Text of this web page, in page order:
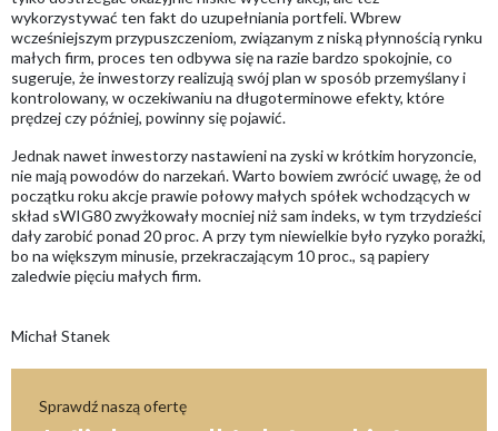
wykorzystywać ten fakt do uzupełniania portfeli. Wbrew
wcześniejszym przypuszczeniom, związanym z niską płynnością rynku
małych firm, proces ten odbywa się na razie bardzo spokojnie, co
sugeruje, że inwestorzy realizują swój plan w sposób przemyślany i
kontrolowany, w oczekiwaniu na długoterminowe efekty, które
prędzej czy później, powinny się pojawić.
Jednak nawet inwestorzy nastawieni na zyski w krótkim horyzoncie,
nie mają powodów do narzekań. Warto bowiem zwrócić uwagę, że od
początku roku akcje prawie połowy małych spółek wchodzących w
skład sWIG80 zwyżkowały mocniej niż sam indeks, w tym trzydzieści
dały zarobić ponad 20 proc. A przy tym niewielkie było ryzyko porażki,
bo na większym minusie, przekraczającym 10 proc., są papiery
zaledwie pięciu małych firm.
Michał Stanek
Sprawdź naszą ofertę